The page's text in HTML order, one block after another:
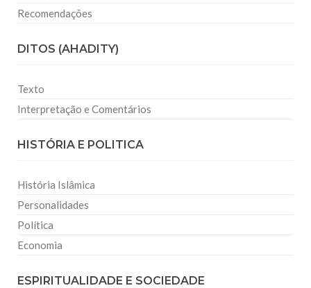
Recomendações
DITOS (AHADITY)
Texto
Interpretação e Comentários
HISTÓRIA E POLITICA
História Islâmica
Personalidades
Política
Economia
ESPIRITUALIDADE E SOCIEDADE